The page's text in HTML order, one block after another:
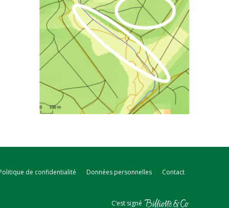
de confidentialité Données personnelles Contact
C‘est signé